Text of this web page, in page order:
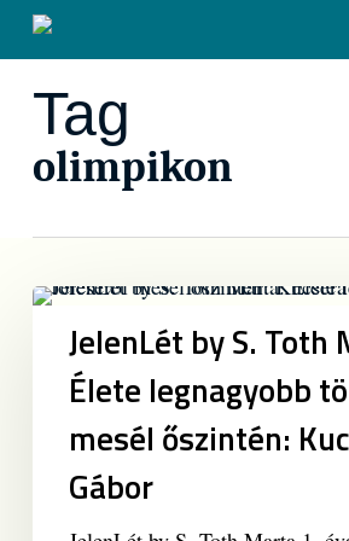
Skip
contentTag
olimpikon
JelenLét
Élete
legnagyobb
JelenLét by S. Toth
Élete legnagyobb
mesél őszintén:
Gábor